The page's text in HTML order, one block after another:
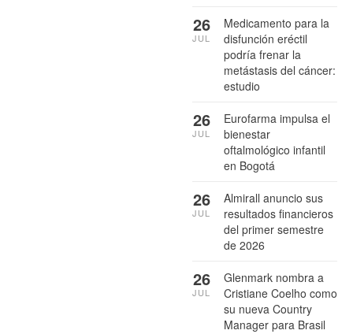
Medicamento para la
disfunción eréctil
podría frenar la
metástasis del cáncer:
estudio
26
JUL
Eurofarma impulsa el
bienestar
oftalmológico infantil
en Bogotá
26
JUL
Almirall anuncio sus
resultados financieros
del primer semestre
de 2026
26
JUL
Glenmark nombra a
Cristiane Coelho como
su nueva Country
Manager para Brasil
26
JUL